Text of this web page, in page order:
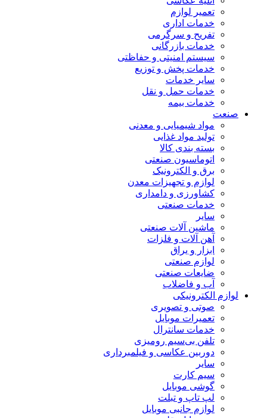
تعمیر لوازم
خدمات اداری
تفریح و سرگرمی
خدمات بازرگانی
سیستم امنیتی و حفاظتی
خدمات پخش و توزیع
سایر خدمات
خدمات حمل و نقل
خدمات بیمه
صنعت
مواد شیمیایی و معدنی
تولید مواد غذایی
بسته بندی کالا
اتوماسیون صنعتی
برق و الکترونیک
لوازم و تجهیزات معدن
کشاورزی و دامداری
خدمات صنعتی
سایر
ماشین آلات صنعتی
آهن آلات و فلزات
ابزار و یراق
لوازم صنعتی
ضایعات صنعتی
آب و فاضلاب
لوازم الکترونیکی
صوتی و تصویری
تعمیرات موبایل
خدمات سانترال
تلفن بی‌سیم رومیزی
دوربین عکاسی و فیلمبرداری
سایر
سیم کارت
گوشی موبایل
لپ تاپ و تبلت
لوازم جانبی موبایل